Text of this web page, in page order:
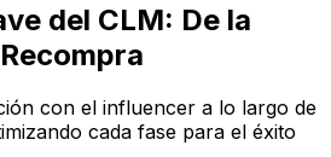
del CLM: De la
con el influencer a lo largo de
cada fase para el éxito